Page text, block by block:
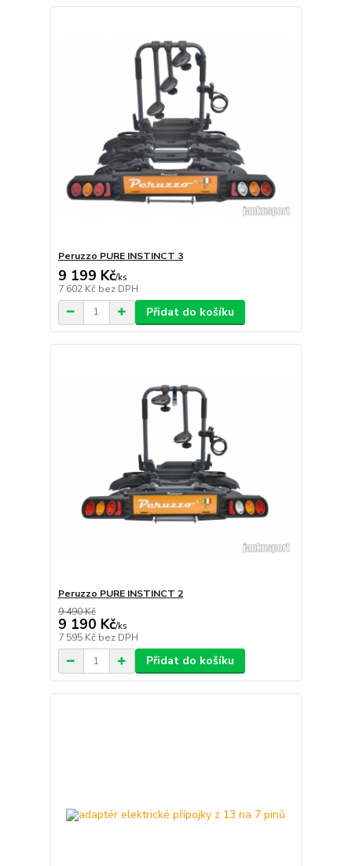
Peruzzo PURE INSTINCT 3
9 199 Kč/ks
7 602 Kč bez DPH
Přidat do košíku
Peruzzo PURE INSTINCT 2
9 490 Kč
9 190 Kč/ks
7 595 Kč bez DPH
Přidat do košíku